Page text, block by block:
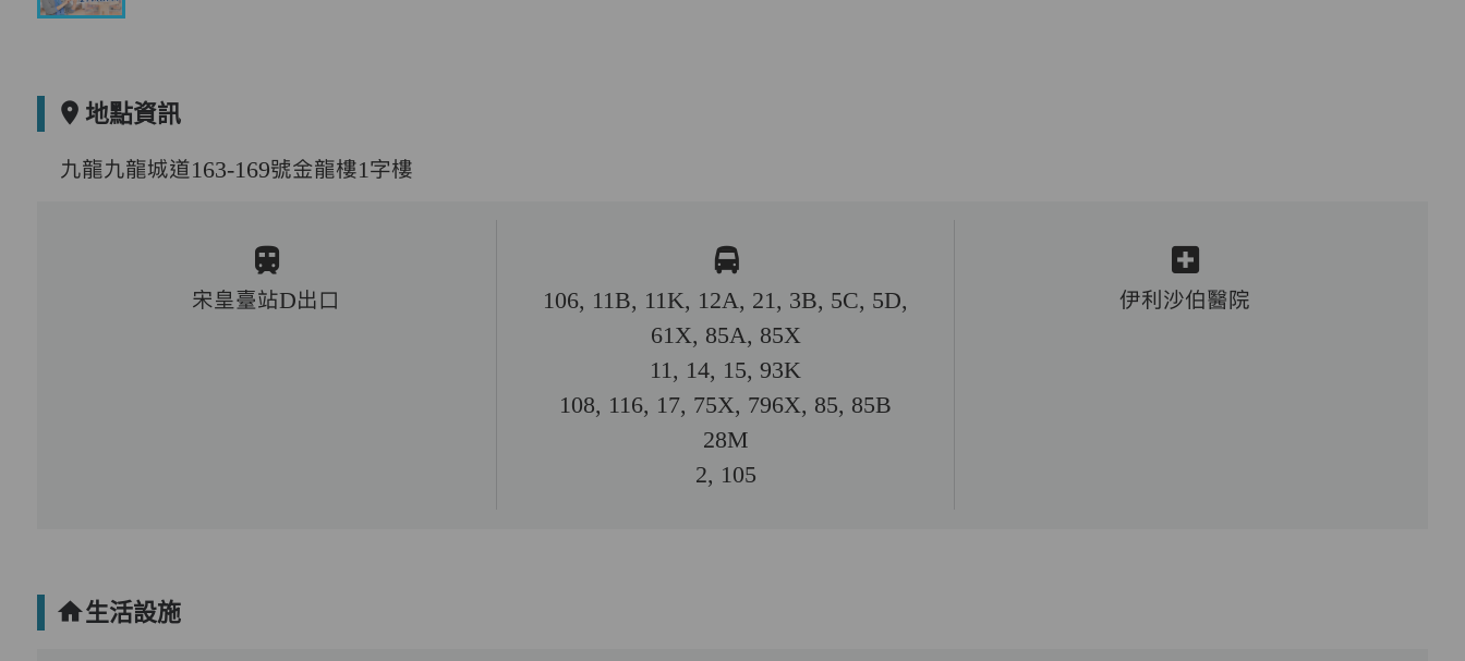
地點資訊
九龍九龍城道163-169號金龍樓1字樓
宋皇臺站D出口
106, 11B, 11K, 12A, 21, 3B, 5C, 5D,
61X, 85A, 85X
11, 14, 15, 93K
108, 116, 17, 75X, 796X, 85, 85B
28M
2, 105
伊利沙伯醫院
生活設施